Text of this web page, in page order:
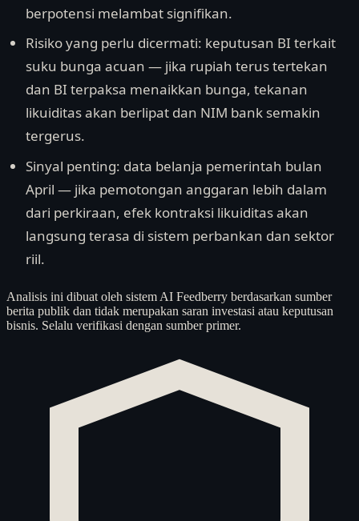
berpotensi melambat signifikan.
Risiko yang perlu dicermati: keputusan BI terkait
suku bunga acuan — jika rupiah terus tertekan
dan BI terpaksa menaikkan bunga, tekanan
likuiditas akan berlipat dan NIM bank semakin
tergerus.
Sinyal penting: data belanja pemerintah bulan
April — jika pemotongan anggaran lebih dalam
dari perkiraan, efek kontraksi likuiditas akan
langsung terasa di sistem perbankan dan sektor
riil.
Analisis ini dibuat oleh sistem AI Feedberry berdasarkan sumber
berita publik dan tidak merupakan saran investasi atau keputusan
bisnis. Selalu verifikasi dengan sumber primer.